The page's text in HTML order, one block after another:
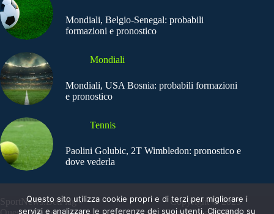
Mondiali, Belgio-Senegal: probabili
formazioni e pronostico
Mondiali
Mondiali, USA Bosnia: probabili formazioni
e pronostico
Tennis
Paolini Golubic, 2T Wimbledon: pronostico e
dove vederla
SportNews.BetFlag -
Copyright © 2025
Questo sito utilizza cookie propri e di terzi per migliorare i
servizi e analizzare le preferenze dei suoi utenti. Cliccando su